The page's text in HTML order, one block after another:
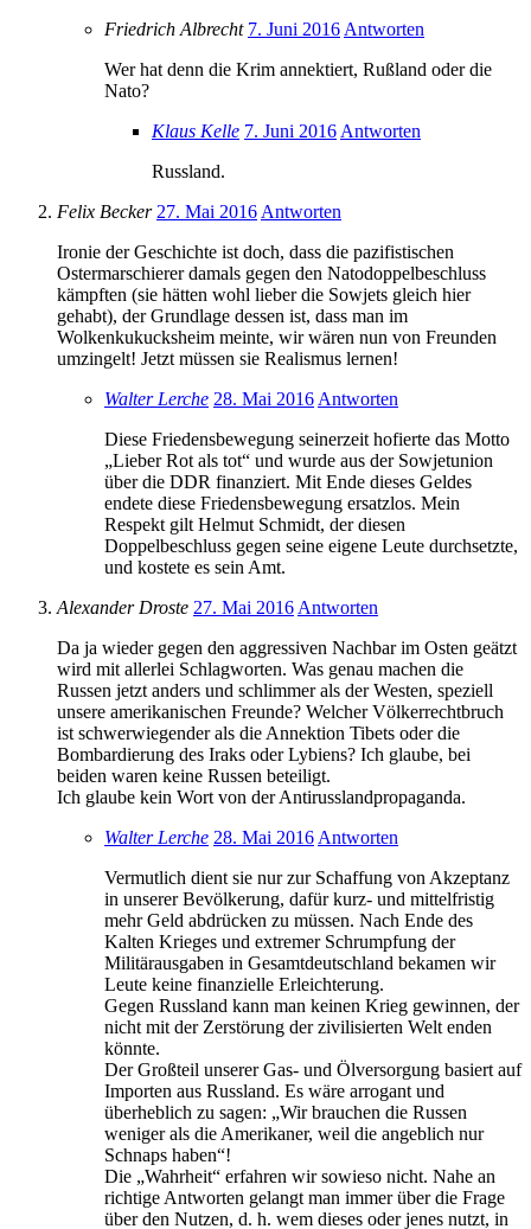
Friedrich Albrecht 7. Juni 2016 Antworten
Wer hat denn die Krim annektiert, Rußland oder die
Nato?
Klaus Kelle 7. Juni 2016 Antworten
Russland.
Felix Becker 27. Mai 2016 Antworten
Ironie der Geschichte ist doch, dass die pazifistischen
Ostermarschierer damals gegen den Natodoppelbeschluss
kämpften (sie hätten wohl lieber die Sowjets gleich hier
gehabt), der Grundlage dessen ist, dass man im
Wolkenkukucksheim meinte, wir wären nun von Freunden
umzingelt! Jetzt müssen sie Realismus lernen!
Walter Lerche 28. Mai 2016 Antworten
Diese Friedensbewegung seinerzeit hofierte das Motto
„Lieber Rot als tot“ und wurde aus der Sowjetunion
über die DDR finanziert. Mit Ende dieses Geldes
endete diese Friedensbewegung ersatzlos. Mein
Respekt gilt Helmut Schmidt, der diesen
Doppelbeschluss gegen seine eigene Leute durchsetzte,
und kostete es sein Amt.
Alexander Droste 27. Mai 2016 Antworten
Da ja wieder gegen den aggressiven Nachbar im Osten geätzt
wird mit allerlei Schlagworten. Was genau machen die
Russen jetzt anders und schlimmer als der Westen, speziell
unsere amerikanischen Freunde? Welcher Völkerrechtbruch
ist schwerwiegender als die Annektion Tibets oder die
Bombardierung des Iraks oder Lybiens? Ich glaube, bei
beiden waren keine Russen beteiligt.
Ich glaube kein Wort von der Antirusslandpropaganda.
Walter Lerche 28. Mai 2016 Antworten
Vermutlich dient sie nur zur Schaffung von Akzeptanz
in unserer Bevölkerung, dafür kurz- und mittelfristig
mehr Geld abdrücken zu müssen. Nach Ende des
Kalten Krieges und extremer Schrumpfung der
Militärausgaben in Gesamtdeutschland bekamen wir
Leute keine finanzielle Erleichterung.
Gegen Russland kann man keinen Krieg gewinnen, der
nicht mit der Zerstörung der zivilisierten Welt enden
könnte.
Der Großteil unserer Gas- und Ölversorgung basiert auf
Importen aus Russland. Es wäre arrogant und
überheblich zu sagen: „Wir brauchen die Russen
weniger als die Amerikaner, weil die angeblich nur
Schnaps haben“!
Die „Wahrheit“ erfahren wir sowieso nicht. Nahe an
richtige Antworten gelangt man immer über die Frage
über den Nutzen, d. h. wem dieses oder jenes nutzt, in